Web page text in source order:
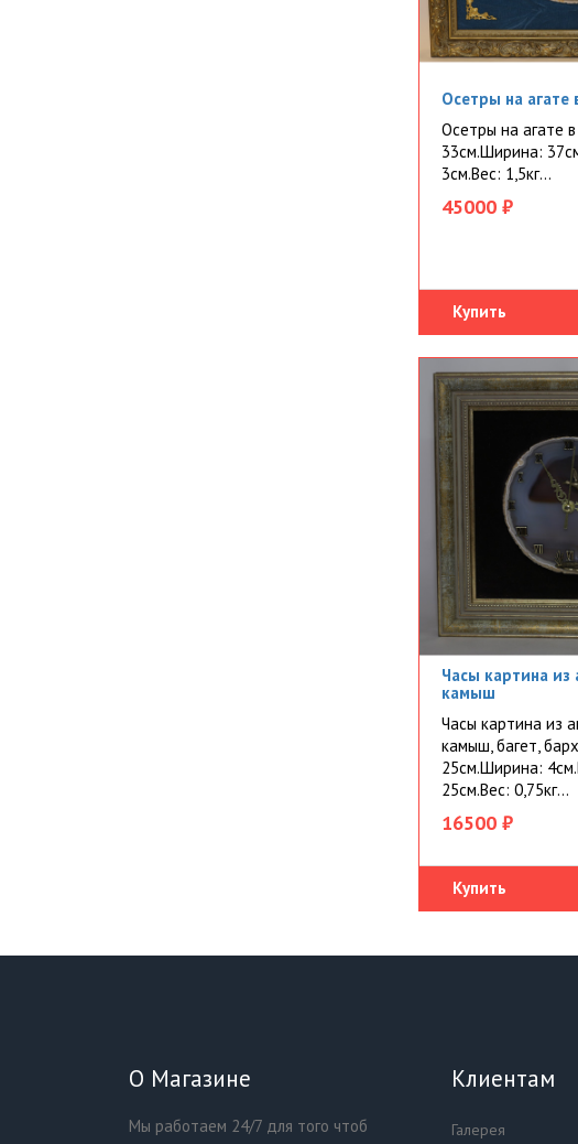
Осетры на агате
Осетры на агате
33см.Ширина:
3см.Вес: 1,5кг...
45000 ₽
Купить
Часы картина из
камыш
Часы картина из
камыш, багет,
25см.Ширина:
25см.Вес: 0,75кг...
16500 ₽
Купить
О Магазине
Мы работаем 24/7 для того чтоб
Клиентам
Галерея